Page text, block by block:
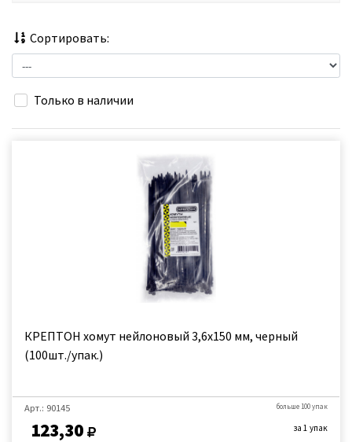
Сортировать:
Только в наличии
КРЕПТОН хомут нейлоновый 3,6х150 мм, черный
(100шт./упак.)
Арт.: 90145
123,30
больше 100 упак
за 1 упак